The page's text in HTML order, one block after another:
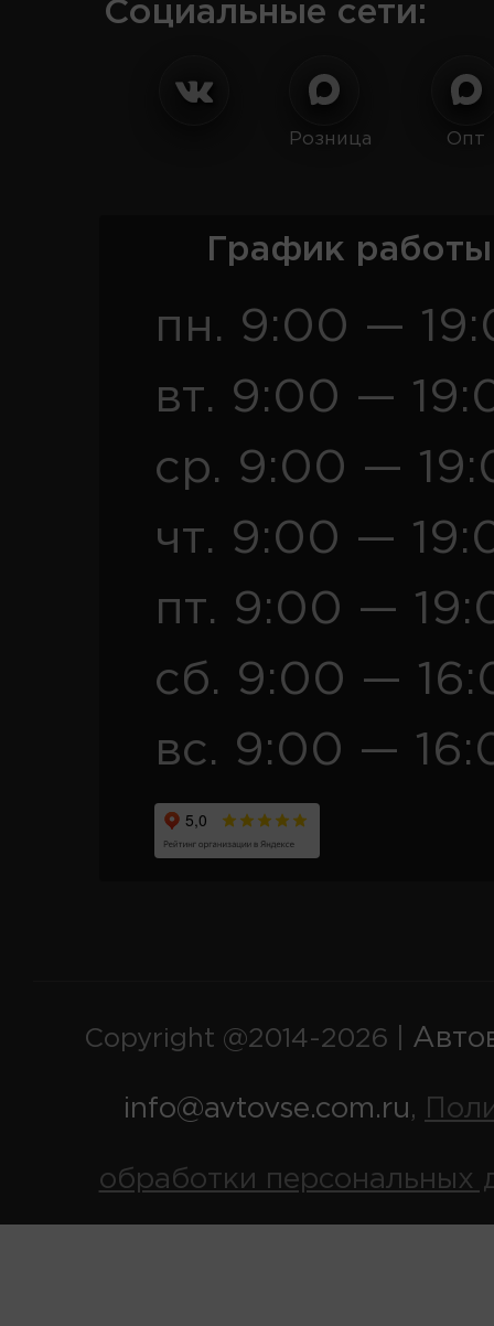
Социальные сети:
Розница Опт
График
пн. 9:00 —
вт. 9:00 —
ср. 9:00 —
чт. 9:00 —
пт. 9:00 —
сб. 9:00 —
вс. 9:00 —
Copyright @2014-2026 |
info@avtovse.com.ru,
обработки персональных